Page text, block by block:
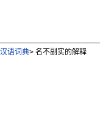
汉语词典> 名不副实的解释